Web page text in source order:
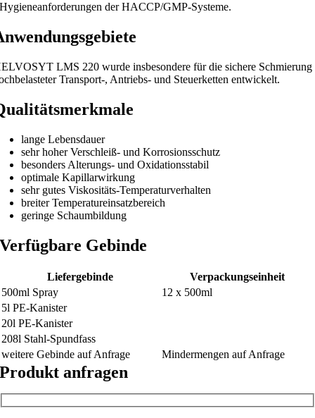
Hygieneanforderungen der HACCP/GMP-Systeme.
LMS 220 wurde insbesondere für die sichere Schmierung
Transport-, Antriebs- und Steuerketten entwickelt.
lange Lebensdauer
sehr hoher Verschleiß- und Korrosionsschutz
besonders Alterungs- und Oxidationsstabil
optimale Kapillarwirkung
sehr gutes Viskositäts-Temperaturverhalten
breiter Temperatureinsatzbereich
geringe Schaumbildung
Verfügbare Gebinde
Liefergebinde
Verpackungseinheit
500ml Spray
12 x 500ml
5l PE-Kanister
20l PE-Kanister
208l Stahl-Spundfass
weitere Gebinde auf Anfrage
Mindermengen auf Anfrage
Produkt anfragen